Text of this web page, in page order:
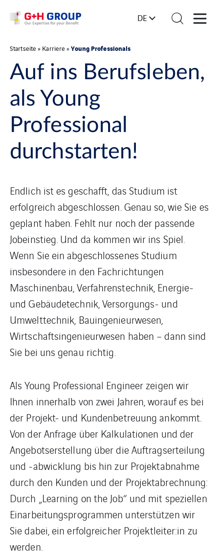
DE
Startseite » Karriere »Young Professionals
Auf ins Berufsleben,
als Young
Professional
durchstarten!
Endlich ist es geschafft, das Studium ist
erfolgreich abgeschlossen. Genau so, wie Sie es
geplant haben. Fehlt nur noch der passende
Jobeinstieg. Und da kommen wir ins Spiel.
Wenn Sie ein abgeschlossenes Studium
insbesondere in den Fachrichtungen
Maschinenbau, Verfahrenstechnik, Energie-
und Gebäudetechnik, Versorgungs- und
Umwelttechnik, Bauingenieurwesen,
Wirtschaftsingenieurwesen haben – dann sind
Sie bei uns genau richtig.
Als Young Professional Engineer zeigen wir
Ihnen innerhalb von zwei Jahren, worauf es bei
der Projekt- und Kundenbetreuung ankommt.
Von der Anfrage über Kalkulationen und der
Angebotserstellung über die Auftragserteilung
und -abwicklung bis hin zur Projektabnahme
durch den Kunden und der Projektabrechnung:
Durch „Learning on the Job“ und mit speziellen
Einarbeitungsprogrammen unterstützen wir
Sie dabei, ein erfolgreicher Projektleiter:in zu
werden.